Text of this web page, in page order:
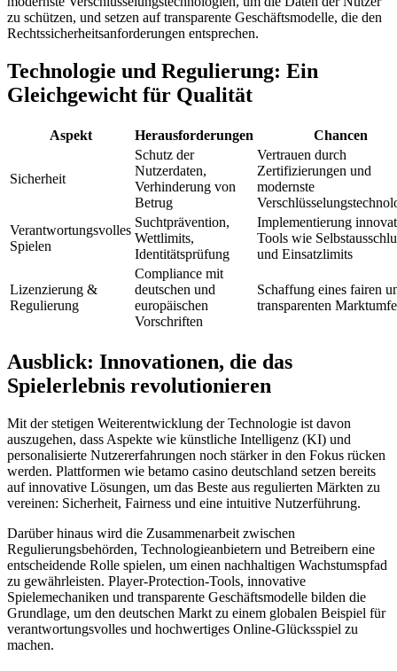
zu schützen, und setzen auf transparente Geschäftsmodelle, die den
Rechtssicherheitsanforderungen entsprechen.
Technologie und Regulierung: Ein
Gleichgewicht für Qualität
Aspekt Herausforderungen Chancen
Sicherheit
Schutz der
Nutzerdaten,
Verhinderung von
Betrug
Vertrauen durch
Zertifizierungen und
modernste
Verantwortungsvolles
Spielen
Suchtprävention,
Wettlimits,
Identitätsprüfung
Implementierung
Tools wie
und Einsatzlimits
Lizenzierung &
Regulierung
Compliance mit
deutschen und
europäischen
Vorschriften
Schaffung eines fairen
transparenten
Ausblick: Innovationen, die das
Spielerlebnis revolutionieren
Mit der stetigen Weiterentwicklung der Technologie ist davon
auszugehen, dass Aspekte wie künstliche Intelligenz (KI) und
personalisierte Nutzererfahrungen noch stärker in den Fokus rücken
werden. Plattformen wie betamo casino deutschland setzen bereits
auf innovative Lösungen, um das Beste aus regulierten Märkten zu
vereinen: Sicherheit, Fairness und eine intuitive Nutzerführung.
Darüber hinaus wird die Zusammenarbeit zwischen
Regulierungsbehörden, Technologieanbietern und Betreibern eine
entscheidende Rolle spielen, um einen nachhaltigen Wachstumspfad
zu gewährleisten. Player-Protection-Tools, innovative
Spielemechaniken und transparente Geschäftsmodelle bilden die
Grundlage, um den deutschen Markt zu einem globalen Beispiel für
verantwortungsvolles und hochwertiges Online-Glücksspiel zu
machen.